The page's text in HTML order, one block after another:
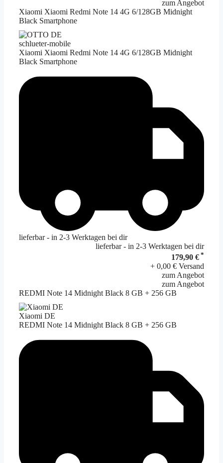
zum Angebot
Xiaomi Xiaomi Redmi Note 14 4G 6/128GB Midnight
Black Smartphone
schlueter-mobile
Xiaomi Xiaomi Redmi Note 14 4G 6/128GB Midnight
Black Smartphone
lieferbar - in 2-3 Werktagen bei dir
lieferbar - in 2-3 Werktagen bei dir
179,90 € *
+ 0,00 € Versand
zum Angebot
zum Angebot
REDMI Note 14 Midnight Black 8 GB + 256 GB
Xiaomi DE
REDMI Note 14 Midnight Black 8 GB + 256 GB